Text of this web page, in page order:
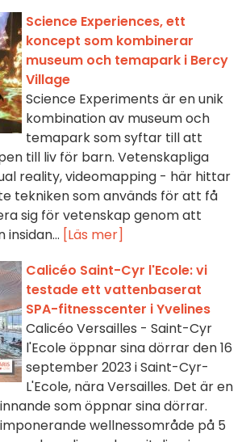
Science Experiences, ett
koncept som kombinerar
museum och temapark i Bercy
Village
Science Experiments är en unik
kombination av museum och
temapark som syftar till att
till liv för barn. Vetenskapliga
reality, videomapping - här hittar
tekniken som används för att få
sig för vetenskap genom att
[Läs mer]
Calicéo Saint-Cyr l'Ecole: vi
testade ett vattenbaserat
SPA-fitnesscenter i Yvelines
Calicéo Versailles - Saint-Cyr
l'Ecole öppnar sina dörrar den 16
september 2023 i Saint-Cyr-
L'Ecole, nära Versailles. Det är en
som öppnar sina dörrar.
wellnessområde på 5